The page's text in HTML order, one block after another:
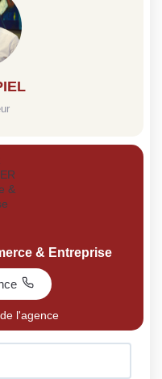
& Entreprise
l'agence